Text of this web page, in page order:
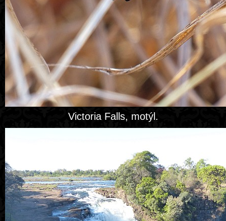
Victoria Falls, motýl.